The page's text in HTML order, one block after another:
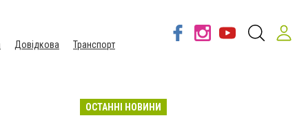
Довідкова Транспорт
ОСТАННІ НОВИНИ